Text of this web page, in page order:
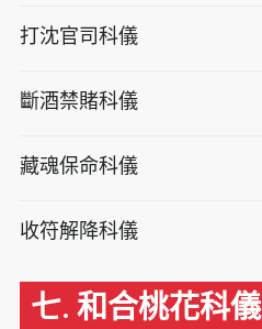
打沈官司科儀
斷酒禁賭科儀
藏魂保命科儀
收符解降科儀
七. 和合桃花科儀